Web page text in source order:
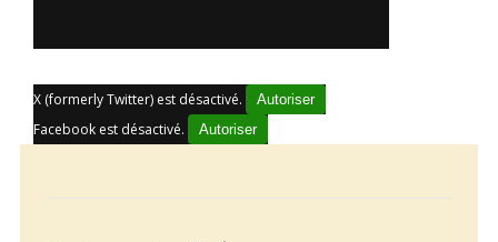
X (formerly Twitter) est désactivé. Autoriser
Facebook est désactivé. Autoriser